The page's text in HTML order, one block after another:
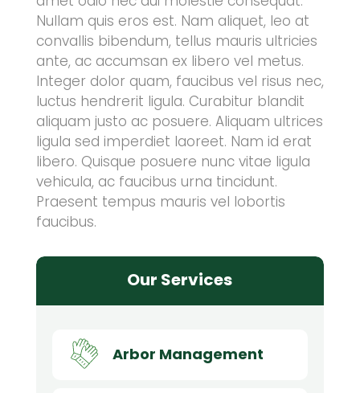
Nullam quis eros est. Nam aliquet, leo at
convallis bibendum, tellus mauris ultricies
ante, ac accumsan ex libero vel metus.
Integer dolor quam, faucibus vel risus nec,
luctus hendrerit ligula. Curabitur blandit
aliquam justo ac posuere. Aliquam ultrices
ligula sed imperdiet laoreet. Nam id erat
libero. Quisque posuere nunc vitae ligula
vehicula, ac faucibus urna tincidunt.
Praesent tempus mauris vel lobortis
faucibus.
Our Services
Arbor Management